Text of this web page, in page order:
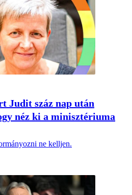
Judit száz nap után
néz ki a minisztériuma
ne kelljen.